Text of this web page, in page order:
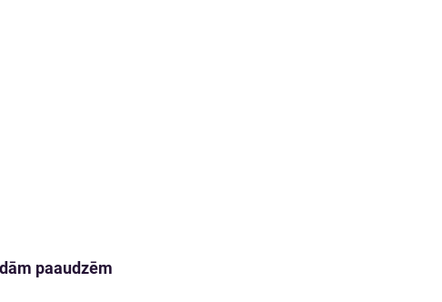
paaudzēm